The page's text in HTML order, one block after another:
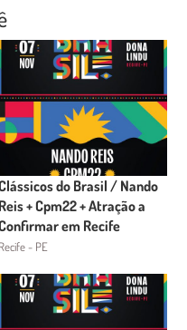
do Brasil / Nando
Reis + Cpm22 + Atração a
em Recife
Recife - PE